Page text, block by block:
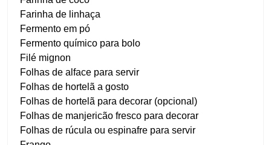
Farinha de linhaça
Fermento em pó
Fermento químico para bolo
Filé mignon
Folhas de alface para servir
Folhas de hortelã a gosto
Folhas de hortelã para decorar (opcional)
Folhas de manjericão fresco para decorar
Folhas de rúcula ou espinafre para servir